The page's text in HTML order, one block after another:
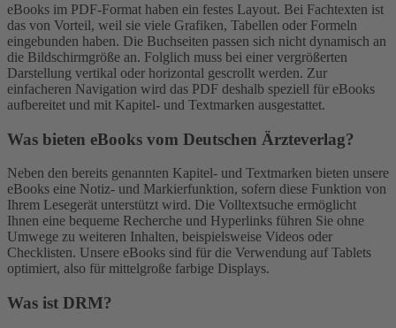
eBooks im PDF-Format haben ein festes Layout. Bei Fachtexten ist
das von Vorteil, weil sie viele Grafiken, Tabellen oder Formeln
eingebunden haben. Die Buchseiten passen sich nicht dynamisch an
die Bildschirmgröße an. Folglich muss bei einer vergrößerten
Darstellung vertikal oder horizontal gescrollt werden. Zur
einfacheren Navigation wird das PDF deshalb speziell für eBooks
aufbereitet und mit Kapitel- und Textmarken ausgestattet.
Was bieten eBooks vom Deutschen Ärzteverlag?
Neben den bereits genannten Kapitel- und Textmarken bieten unsere
eBooks eine Notiz- und Markierfunktion, sofern diese Funktion von
Ihrem Lesegerät unterstützt wird. Die Volltextsuche ermöglicht
Ihnen eine bequeme Recherche und Hyperlinks führen Sie ohne
Umwege zu weiteren Inhalten, beispielsweise Videos oder
Checklisten. Unsere eBooks sind für die Verwendung auf Tablets
optimiert, also für mittelgroße farbige Displays.
Was ist DRM?